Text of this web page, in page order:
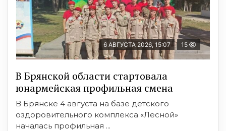
6 АВГУСТА 2026, 15:07 15
В Брянской области стартовала
юнармейская профильная смена
В Брянске 4 августа на базе детского
оздоровительного комплекса «Лесной»
началась профильная ...